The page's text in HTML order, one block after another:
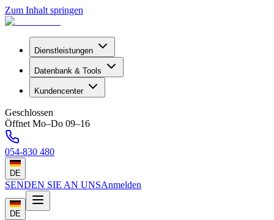
Zum Inhalt springen
Dienstleistungen
Datenbank & Tools
Kundencenter
Geschlossen
Öffnet Mo–Do 09–16
054-830 480
DE
SENDEN SIE AN UNSAnmelden
DE